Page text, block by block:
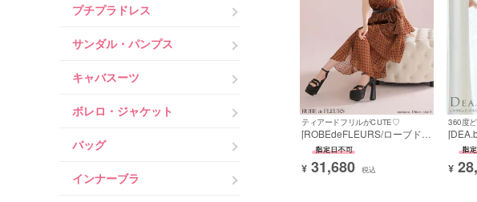
プチプラドレス
サンダル・パンプス
キャバスーツ
ボレロ・ジャケット
バッグ
インナーブラ
ティアードフリルがCUTE♡
[ROBEdeFLEURS/ローブドフ
ルール] 高級 ブランド Aライ
ンロングドレス ノースリーブ
ドット柄 ウエストベルト オー
ガンジー エレガント
¥ 31,680 税込
360度
ィア
級 ブ
レス
元カ
¥